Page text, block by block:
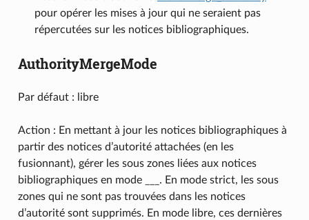
pour opérer les mises à jour qui ne seraient pas
répercutées sur les notices bibliographiques.
AuthorityMergeMode
Par défaut : libre
Action : En mettant à jour les notices bibliographiques à
partir des notices d’autorité attachées (en les
fusionnant), gérer les sous zones liées aux notices
bibliographiques en mode ___. En mode strict, les sous
zones qui ne sont pas trouvées dans les notices
d’autorité sont supprimés. En mode libre, ces dernières